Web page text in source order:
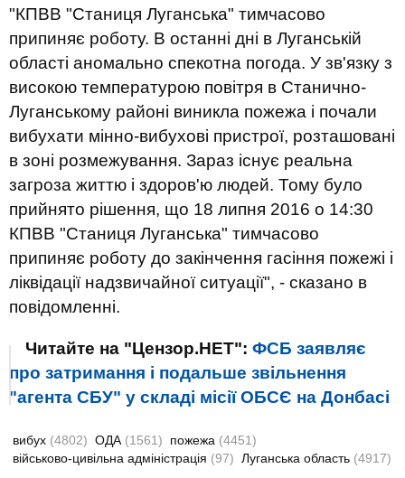
"КПВВ "Станиця Луганська" тимчасово
припиняє роботу. В останні дні в Луганській
області аномально спекотна погода. У зв'язку з
високою температурою повітря в Станично-
Луганському районі виникла пожежа і почали
вибухати мінно-вибухові пристрої, розташовані
в зоні розмежування. Зараз існує реальна
загроза життю і здоров'ю людей. Тому було
прийнято рішення, що 18 липня 2016 о 14:30
КПВВ "Станиця Луганська" тимчасово
припиняє роботу до закінчення гасіння пожежі і
ліквідації надзвичайної ситуації", - сказано в
повідомленні.
Читайте на "Цензор.НЕТ": ФСБ заявляє
про затримання і подальше звільнення
"агента СБУ" у складі місії ОБСЄ на Донбасі
вибух (4802) ОДА (1561) пожежа (4451)
військово-цивільна адміністрація (97) Луганська область (4917)